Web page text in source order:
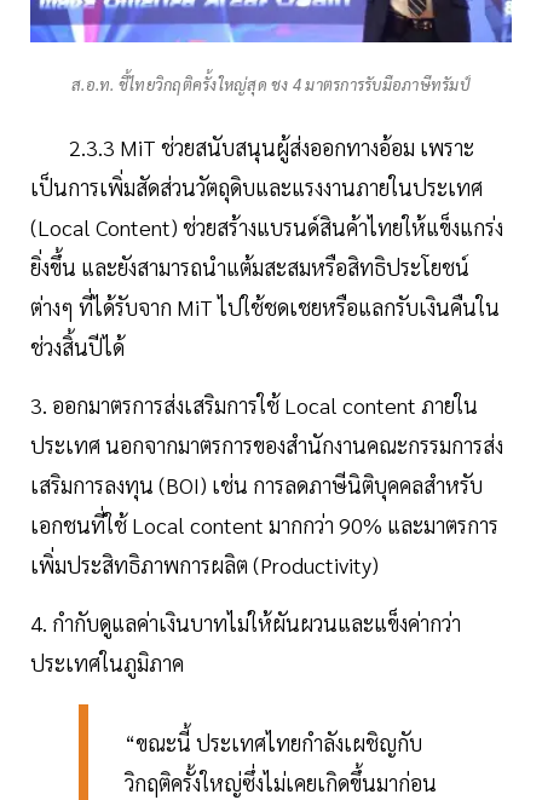
ส.อ.ท. ชี้ไทยวิกฤติครั้งใหญ่สุด ชง 4 มาตรการรับมือภาษีทรัมป์
2.3.3 MiT ช่วยสนับสนุนผู้ส่งออกทางอ้อม เพราะ
เป็นการเพิ่มสัดส่วนวัตถุดิบและแรงงานภายในประเทศ
(Local Content) ช่วยสร้างแบรนด์สินค้าไทยให้แข็งแกร่ง
ยิ่งขึ้น และยังสามารถนำแต้มสะสมหรือสิทธิประโยชน์
ต่างๆ ที่ได้รับจาก MiT ไปใช้ชดเชยหรือแลกรับเงินคืนใน
ช่วงสิ้นปีได้
3. ออกมาตรการส่งเสริมการใช้ Local content ภายใน
ประเทศ นอกจากมาตรการของสำนักงานคณะกรรมการส่ง
เสริมการลงทุน (BOI) เช่น การลดภาษีนิติบุคคลสำหรับ
เอกชนที่ใช้ Local content มากกว่า 90% และมาตรการ
เพิ่มประสิทธิภาพการผลิต (Productivity)
4. กำกับดูแลค่าเงินบาทไม่ให้ผันผวนและแข็งค่ากว่า
ประเทศในภูมิภาค
“ขณะนี้ ประเทศไทยกำลังเผชิญกับ
วิกฤติครั้งใหญ่ซึ่งไม่เคยเกิดขึ้นมาก่อน